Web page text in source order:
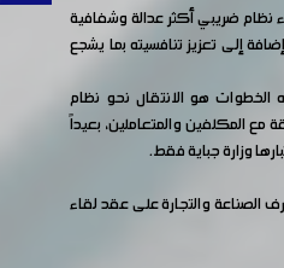
نظام ضريبي أكثر عدالة وشفافية
إلى تعزيز تنافسيته بما يشجع
الخطوات هو الانتقال نحو نظام
مع المكلفين والمتعاملين، بعيداً
وزارة جباية فقط.
الصناعة والتجارة على عقد لقاء